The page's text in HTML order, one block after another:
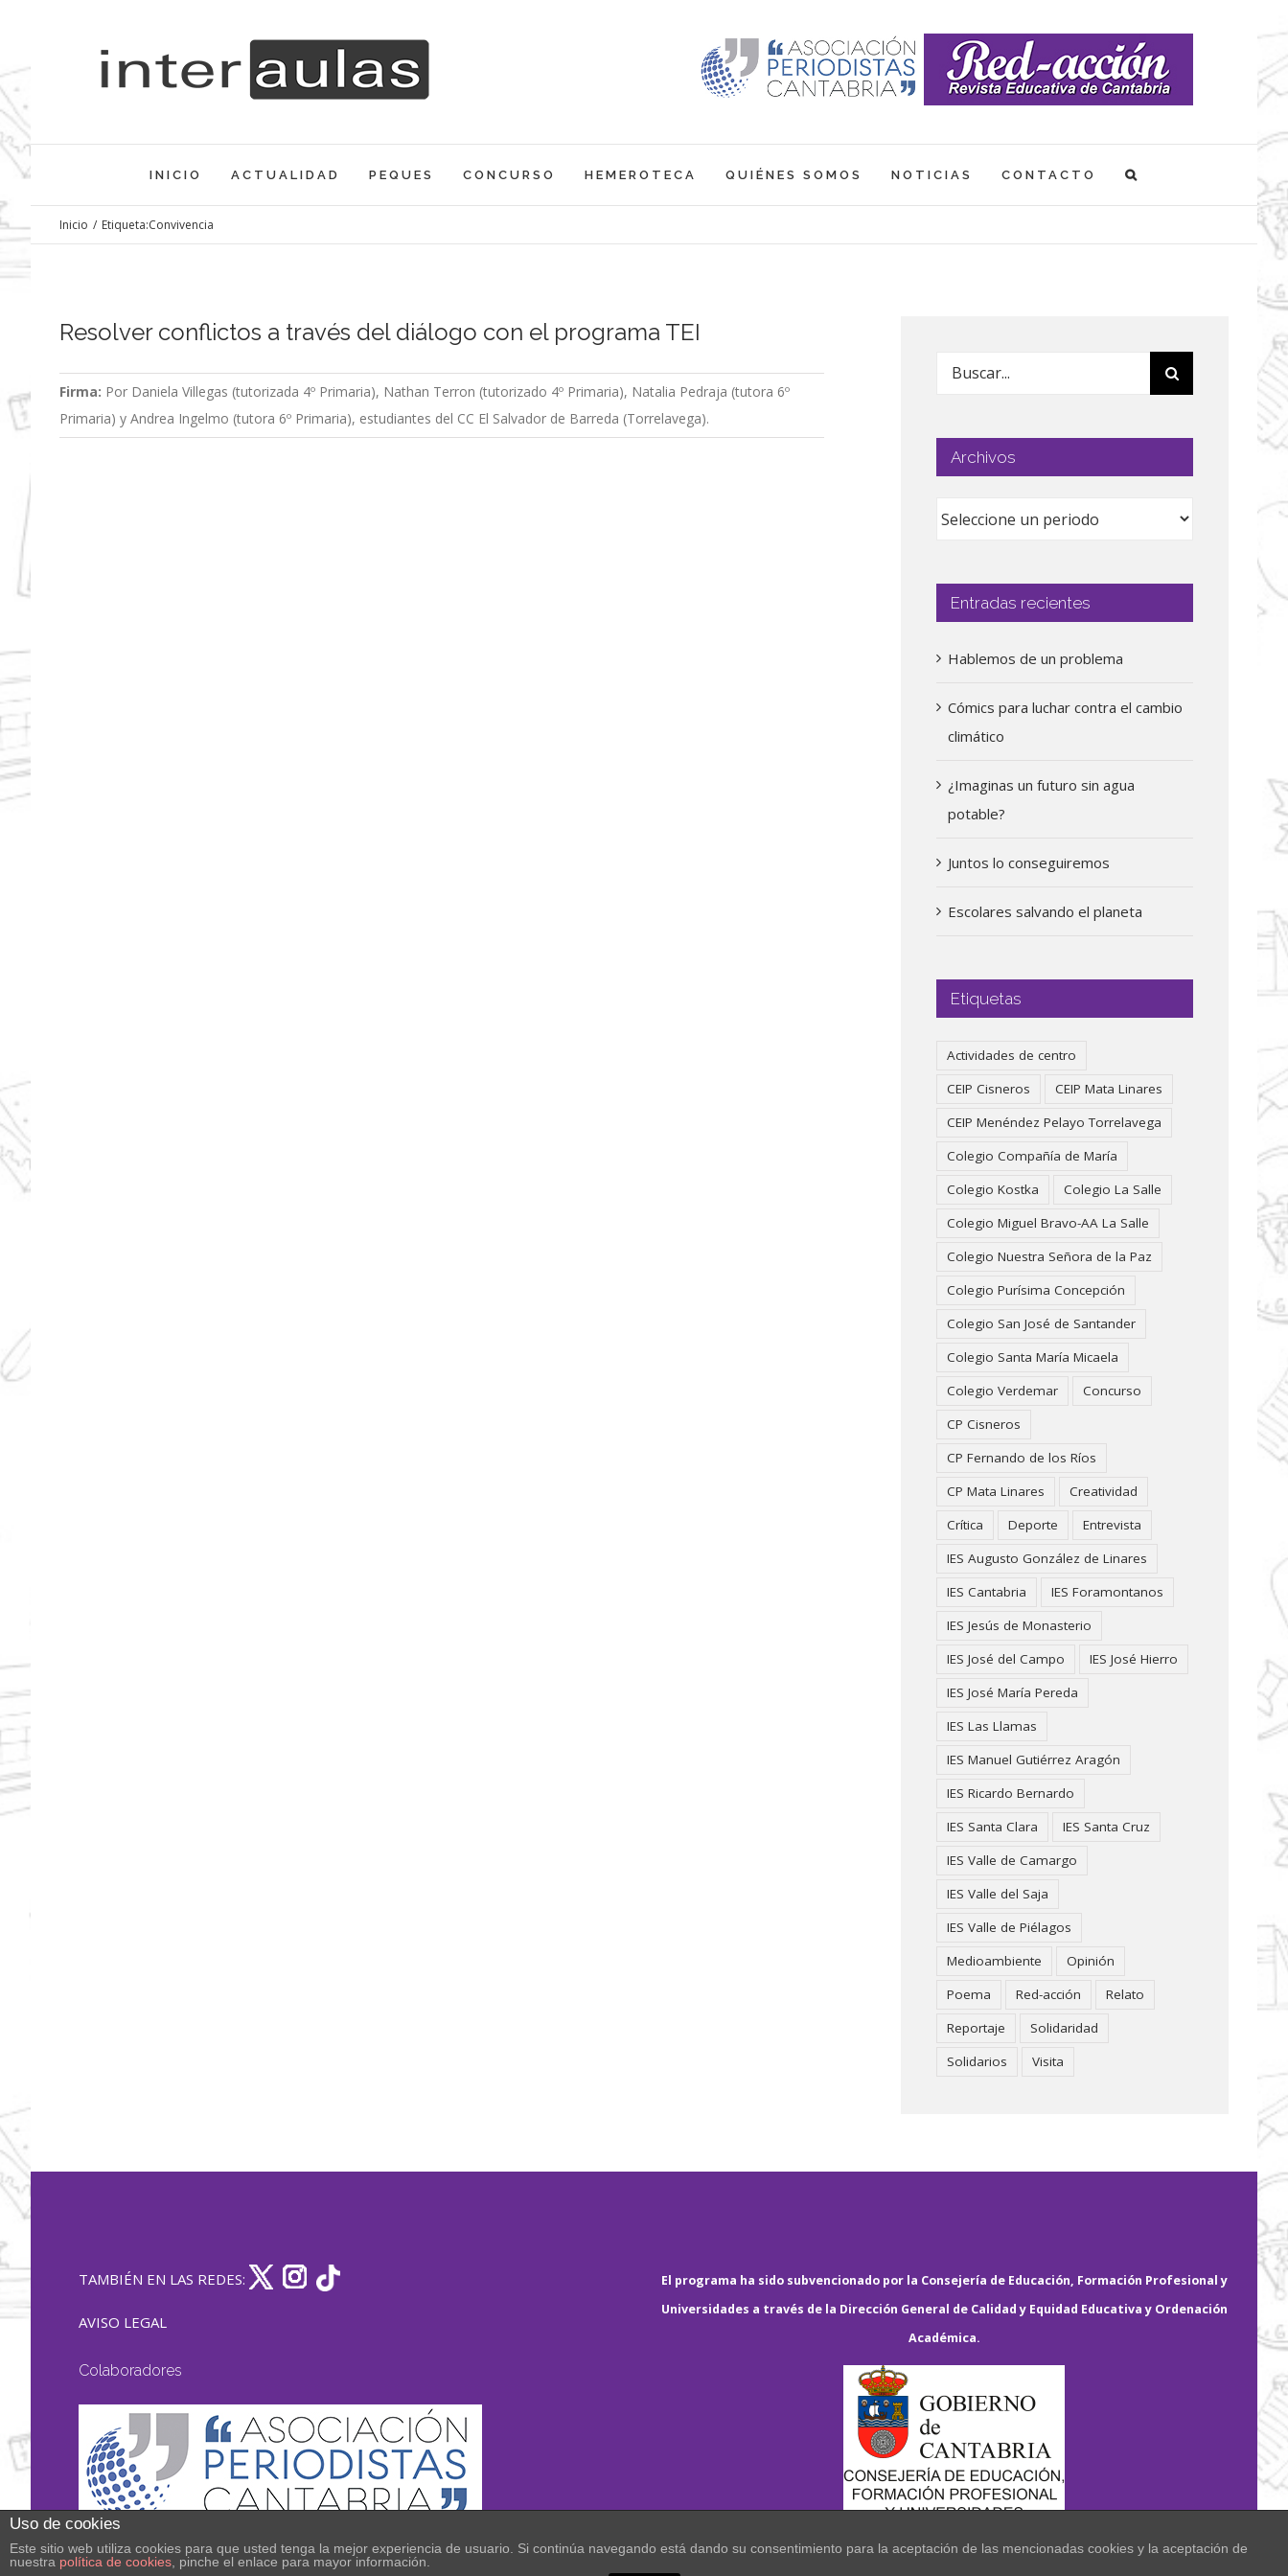
contenido
INICIO ACTUALIDAD PEQUES CONCURSO HEMEROTECA QUIÉNES SOMOS NOTICIAS CONTACTO
Inicio / Etiqueta:Convivencia
Resolver conflictos a través del diálogo con el programa TEI
Firma: Por Daniela Villegas (tutorizada 4º Primaria), Nathan Terron (tutorizado 4º Primaria), Natalia Pedraja (tutora 6º
Primaria) y Andrea Ingelmo (tutora 6º Primaria), estudiantes del CC El Salvador de Barreda (Torrelavega).
Buscar:
Archivos
Entradas recientes
Hablemos de un problema
Cómics para luchar contra el cambio
climático
¿Imaginas un futuro sin agua
potable?
Juntos lo conseguiremos
Escolares salvando el planeta
Etiquetas
Actividades de centro
CEIP Cisneros
CEIP Mata Linares
CEIP Menéndez Pelayo Torrelavega
Colegio Compañía de María
Colegio Kostka
Colegio La Salle
Colegio Miguel Bravo-AA La Salle
Colegio Nuestra Señora de la Paz
Colegio Purísima Concepción
Colegio San José de Santander
Colegio Santa María Micaela
Colegio Verdemar
Concurso
CP Cisneros
CP Fernando de los Ríos
CP Mata Linares
Creatividad
Crítica
Deporte
Entrevista
IES Augusto González de Linares
IES Cantabria
IES Foramontanos
IES Jesús de Monasterio
IES José del Campo
IES José Hierro
IES José María Pereda
IES Las Llamas
IES Manuel Gutiérrez Aragón
IES Ricardo Bernardo
IES Santa Clara
IES Santa Cruz
IES Valle de Camargo
IES Valle del Saja
IES Valle de Piélagos
Medioambiente
Opinión
Poema
Red-acción
Relato
Reportaje
Solidaridad
Solidarios
Visita
TAMBIÉN EN LAS REDES:
AVISO LEGAL
Colaboradores
El programa ha sido subvencionado por la Consejería de Educación, Formación Profesional y
Universidades a través de la Dirección General de Calidad y Equidad Educativa y Ordenación
Académica.
Uso de cookies
Este sitio web utiliza cookies para que usted tenga la mejor experiencia de usuario. Si continúa navegando está dando su consentimiento para la aceptación de las mencionadas cookies y la aceptación de
nuestra política de cookies , pinche el enlace para mayor información.